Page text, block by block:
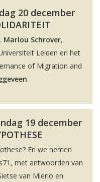
20 december
Marlou Schrover,
Leiden en het
of Migration and
.
19 december
En we nemen
met antwoorden van
van Mierlo en